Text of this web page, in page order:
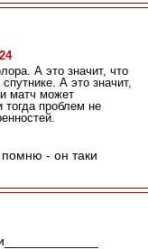
А это значит, что
А это значит,
матч может
тогда проблем не
помню - он таки